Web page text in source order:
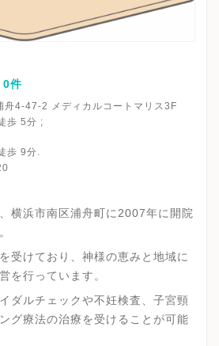
0件
舟4-47-2 メディカルコートマリス3F
歩 5分 ;
歩 9分.
横浜市南区浦舟町に2007年に開院
受けており、神様の恵みと地域に
を行っています。
ダルチェックや不妊検査、子宮頸
グ療法の治療を受けることが可能